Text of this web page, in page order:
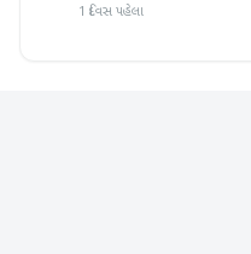
1 દિવસ પહેલા